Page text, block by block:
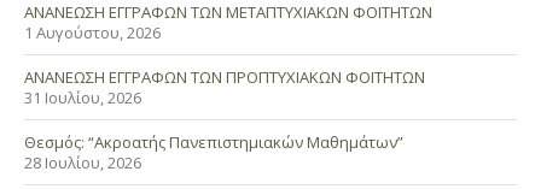
ΑΝΑΝΕΩΣΗ ΕΓΓΡΑΦΩΝ ΤΩΝ ΜΕΤΑΠΤΥΧΙΑΚΩΝ ΦΟΙΤΗΤΩΝ
1 Αυγούστου, 2026
ΑΝΑΝΕΩΣΗ ΕΓΓΡΑΦΩΝ ΤΩΝ ΠΡΟΠΤΥΧΙΑΚΩΝ ΦΟΙΤΗΤΩΝ
31 Ιουλίου, 2026
Θεσμός: “Ακροατής Πανεπιστημιακών Μαθημάτων”
28 Ιουλίου, 2026